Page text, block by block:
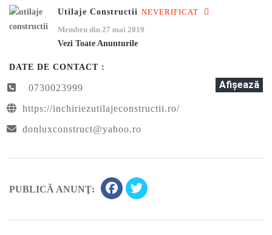
Utilaje Constructii NEVERIFICAT
Membru din 27 mai 2019
Vezi Toate Anunturile
DATE DE CONTACT :
0730023999 Afişează
https://inchiriezutilajeconstructii.ro/
donluxconstruct@yahoo.ro
PUBLICĂ ANUNŢ: